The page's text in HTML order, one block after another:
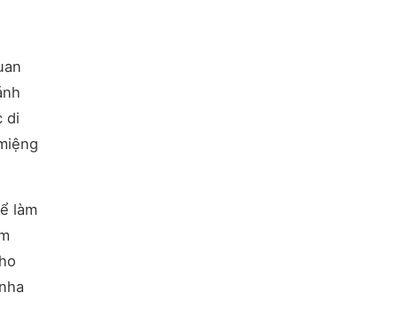
di
làm